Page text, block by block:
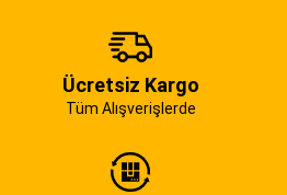
Ücretsiz Kargo
Tüm Alışverişlerde